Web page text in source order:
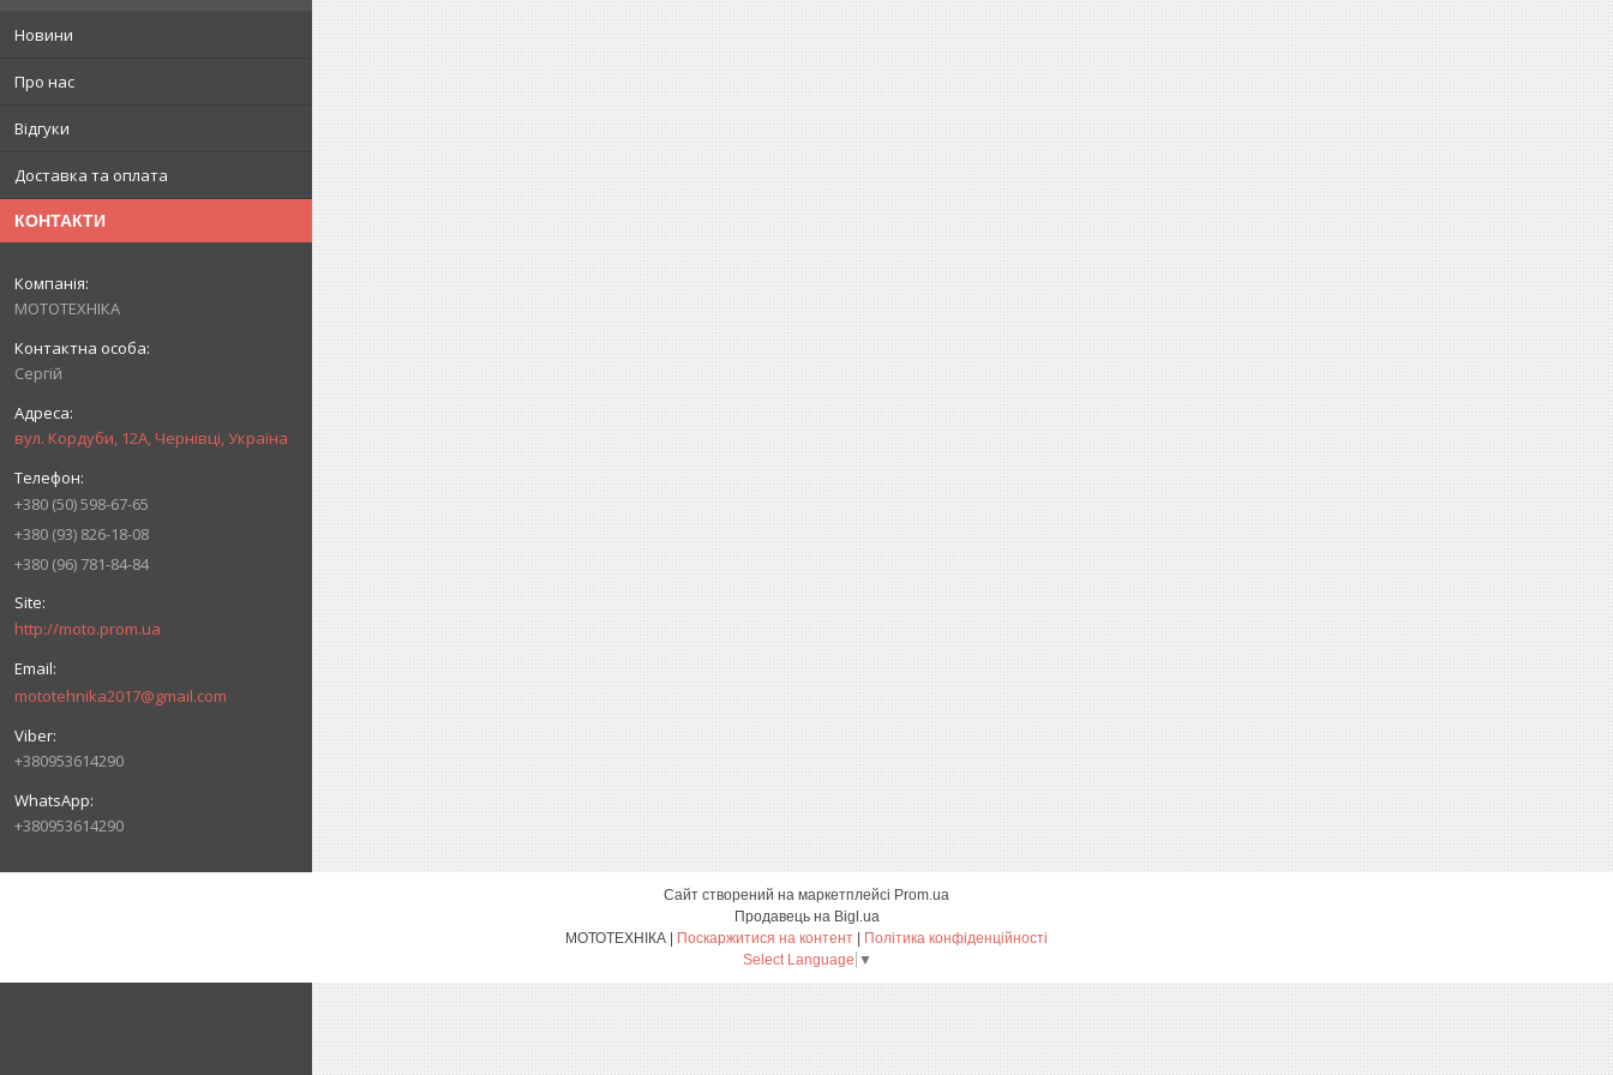
Новини
Про нас
Відгуки
Доставка та оплата
КОНТАКТИ
МОТОТЕХНІКА
Сергій
вул. Кордуби, 12А, Чернівці, Україна
+380 (50) 598-67-65
+380 (93) 826-18-08
+380 (96) 781-84-84
http://moto.prom.ua
mototehnika2017@gmail.com
+380953614290
+380953614290
Сайт створений на маркетплейсі Prom.ua
Продавець на Bigl.ua
МОТОТЕХНІКА | Поскаржитися на контент | Політика конфіденційності
Select Language ▼